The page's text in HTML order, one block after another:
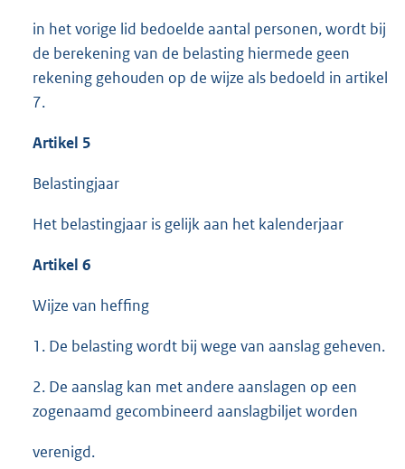
in het vorige lid bedoelde aantal personen, wordt bij
de berekening van de belasting hiermede geen
rekening gehouden op de wijze als bedoeld in artikel
7.
Artikel 5
Belastingjaar
Het belastingjaar is gelijk aan het kalenderjaar
Artikel 6
Wijze van heffing
1. De belasting wordt bij wege van aanslag geheven.
2. De aanslag kan met andere aanslagen op een
zogenaamd gecombineerd aanslagbiljet worden
verenigd.